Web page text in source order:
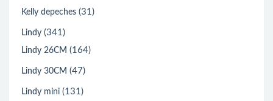
Kelly depeches (31)
Lindy (341)
Lindy 26CM (164)
Lindy 30CM (47)
Lindy mini (131)